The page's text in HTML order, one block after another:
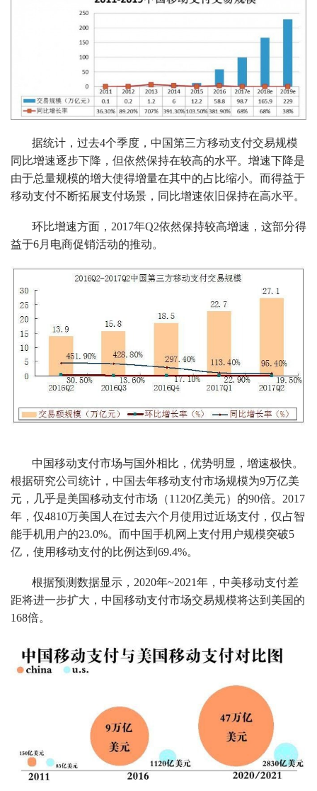
据统计，过去4个季度，中国第三方移动支付交易规模
同比增速逐步下降，但依然保持在较高的水平。增速下降是
由于总量规模的增大使得增量在其中的占比缩小。而得益于
移动支付不断拓展支付场景，同比增速依旧保持在高水平。
环比增速方面，2017年Q2依然保持较高增速，这部分得
益于6月电商促销活动的推动。
中国移动支付市场与国外相比，优势明显，增速极快。
根据研究公司统计，中国去年移动支付市场规模为9万亿美
元，几乎是美国移动支付市场（1120亿美元）的90倍。2017
年，仅4810万美国人在过去六个月使用过近场支付，仅占智
能手机用户的23.0%。而中国手机网上支付用户规模突破5
亿，使用移动支付的比例达到69.4%。
根据预测数据显示，2020年~2021年，中美移动支付差
距将进一步扩大，中国移动支付市场交易规模将达到美国的
168倍。